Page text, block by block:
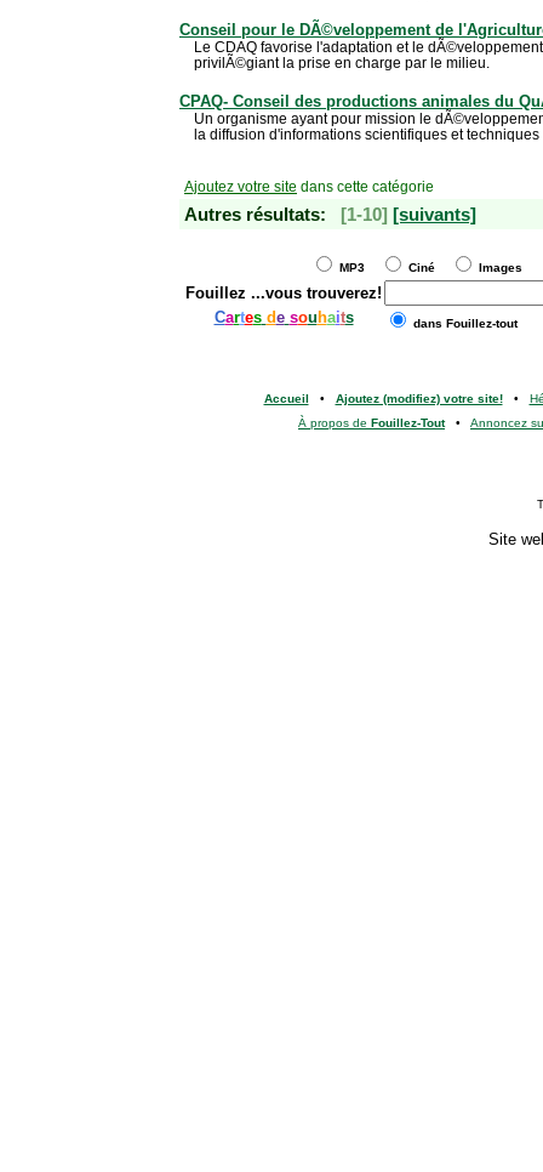
Conseil pour le DÃ©veloppement de
Le CDAQ favorise l'adaptation et le
privilÃ©giant la prise en charge par le milieu.
CPAQ- Conseil des productions animales du
Un organisme ayant pour mission le
la diffusion d'informations scientifiques et
Ajoutez votre site dans cette catégorie
Autres résultats: [1-10] [suivants]
MP3 Ciné Images
Fouillez ...vous trouverez!
Cartes de sou haits dans Fouillez-tout
Accueil • Ajoutez (modifiez) votre site!•
À propos de Fouillez-Tout• Annoncez
Site